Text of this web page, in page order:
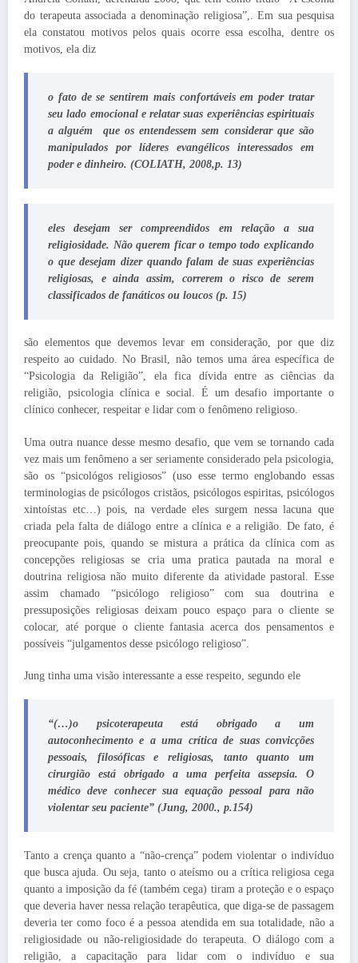
do terapeuta associada a denominação religiosa”,. Em sua pesquisa
ela constatou motivos pelos quais ocorre essa escolha, dentre os
motivos, ela diz
o fato de se sentirem mais confortáveis em poder tratar
seu lado emocional e relatar suas experiências espirituais
a alguém que os entendessem sem considerar que são
manipulados por líderes evangélicos interessados em
poder e dinheiro. (COLIATH, 2008,p. 13)
eles desejam ser compreendidos em relação a sua
religiosidade. Não querem ficar o tempo todo explicando
o que desejam dizer quando falam de suas experiências
religiosas, e ainda assim, correrem o risco de serem
classificados de fanáticos ou loucos (p. 15)
são elementos que devemos levar em consideração, por que diz
respeito ao cuidado. No Brasil, não temos uma área específica de
“Psicologia da Religião”, ela fica dívida entre as ciências da
religião, psicologia clínica e social. É um desafio importante o
clínico conhecer, respeitar e lidar com o fenômeno religioso.
Uma outra nuance desse mesmo desafio, que vem se tornando cada
vez mais um fenômeno a ser seriamente considerado pela psicologia,
são os “psicológos religiosos” (uso esse termo englobando essas
terminologias de psicólogos cristãos, psicólogos espiritas, psicólogos
xintoístas etc…) pois, na verdade eles surgem nessa lacuna que
criada pela falta de diálogo entre a clínica e a religião. De fato, é
preocupante pois, quando se mistura a prática da clínica com as
concepções religiosas se cria uma pratica pautada na moral e
doutrina religiosa não muito diferente da atividade pastoral. Esse
assim chamado “psicólogo religioso” com sua doutrina e
pressuposições religiosas deixam pouco espaço para o cliente se
colocar, até porque o cliente fantasia acerca dos pensamentos e
possíveis “julgamentos desse psicólogo religioso”.
Jung tinha uma visão interessante a esse respeito, segundo ele
“(…)o psicoterapeuta está obrigado a um
autoconhecimento e a uma crítica de suas convicções
pessoais, filosóficas e religiosas, tanto quanto um
cirurgião está obrigado a uma perfeita assepsia. O
médico deve conhecer sua equação pessoal para não
violentar seu paciente” (Jung, 2000., p.154)
Tanto a crença quanto a “não-crença” podem violentar o indivíduo
que busca ajuda. Ou seja, tanto o ateísmo ou a crítica religiosa cega
quanto a imposição da fé (também cega) tiram a proteção e o espaço
que deveria haver nessa relação terapêutica, que diga-se de passagem
deveria ter como foco é a pessoa atendida em sua totalidade, não a
religiosidade ou não-religiosidade do terapeuta. O diálogo com a
religião, a capacitação para lidar com o indivíduo e sua